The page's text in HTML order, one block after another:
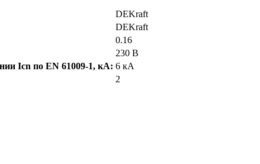
DEKraft
DEKraft
0.16
230 В
Icn по EN 61009-1, кА: 6 кА
2